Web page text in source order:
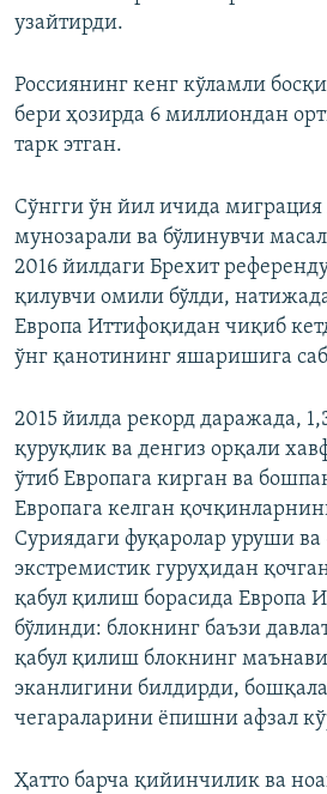
узайтирди.
Россиянинг кенг кўламли
бери ҳозирда 6 миллиондан
тарк этган.
Сўнгги ўн йил ичида миграция
мунозарали ва бўлинувчи
2016 йилдаги Брехит
қилувчи омили бўлди,
Европа Иттифоқидан чиқиб
ўнг қанотининг яшаришига
2015 йилда рекорд даражада,
қуруқлик ва денгиз орқали
ўтиб Европага кирган ва
Европага келган
Суриядаги фуқаролар уруши
экстремистик гуруҳидан
қабул қилиш борасида Европа
бўлинди: блокнинг баъзи
қабул қилиш блокнинг
эканлигини билдирди,
чегараларини ёпишни афзал
Ҳатто барча қийинчилик ва